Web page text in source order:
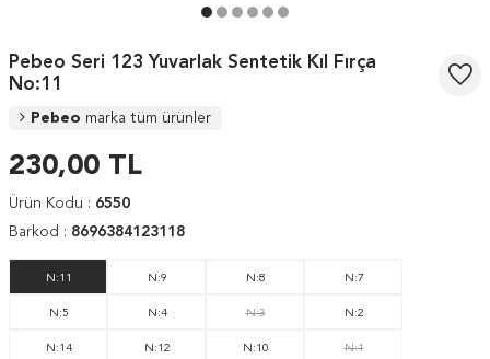
Pebeo Seri 123 Yuvarlak Sentetik Kıl Fırça
No:11
Pebeo marka tüm ürünler
230,00 TL
Ürün Kodu : 6550
Barkod : 8696384123118
N:11 N:9 N:8 N:7
N:5 N:4 N:3 N:2
N:14 N:12 N:10 N:1